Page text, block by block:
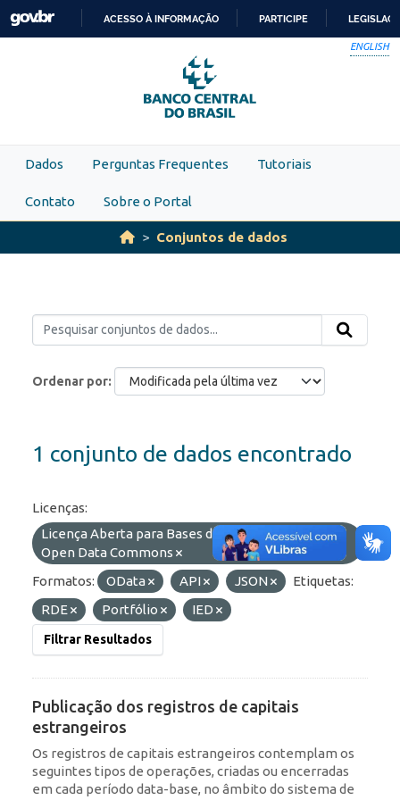
Skip to main content
PARA
O
CONTEÚDO
ACESSO À INFORMAÇÃO PARTICIPE
ENGLISH
Dados Perguntas Frequentes Tutoriais
Contato Sobre o Portal
Conjuntos de dados
Ordenar por
1 conjunto de dados encontrado
Licenças:
Licença Aberta para Bases de Dados (ODbL) do
Open Data Commons
Formatos:
OData API JSON
Etiquetas:
RDE
Portfólio IED
Filtrar Resultados
Publicação dos registros de capitais
estrangeiros
Os registros de capitais estrangeiros contemplam os
seguintes tipos de operações, criadas ou encerradas
em cada período data-base, no âmbito do sistema de